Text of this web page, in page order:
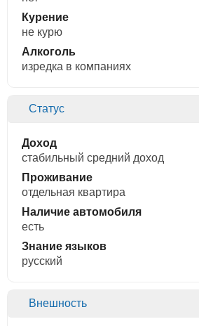
Курение
не курю
Алкоголь
изредка в компаниях
Статус
Доход
стабильный средний доход
Проживание
отдельная квартира
Наличие автомобиля
есть
Знание языков
русский
Внешность